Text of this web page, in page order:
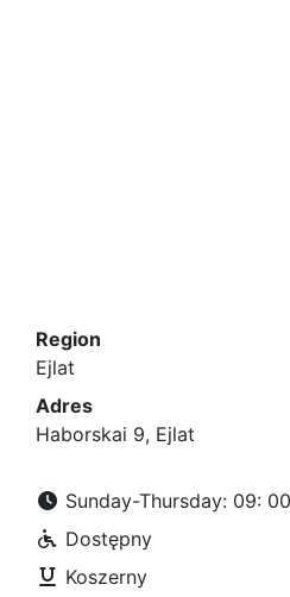
Region
Ejlat
Adres
Haborskai 9, Ejlat
Sunday-Thursday: 09:
Dostępny
Koszerny